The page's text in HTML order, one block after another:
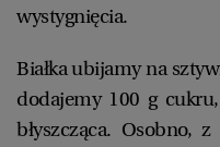
wystygnięcia.
Białka ubijamy na
dodajemy 100 g
błyszcząca. Osobno,